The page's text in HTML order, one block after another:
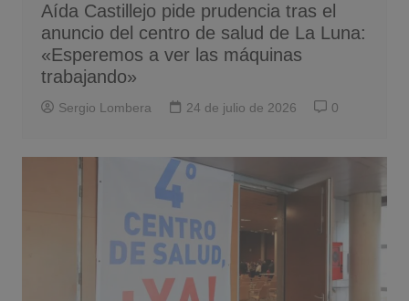
Aída Castillejo pide prudencia tras el
anuncio del centro de salud de La Luna:
«Esperemos a ver las máquinas
trabajando»
Sergio Lombera 24 de julio de 2026 0